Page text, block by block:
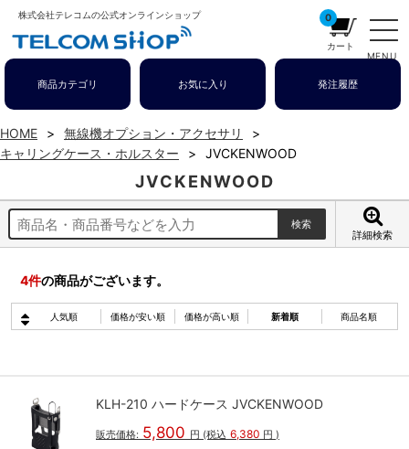
株式会社テレコムの公式オンラインショップ
MENU
0
カート
商品カテゴリ お気に入り 発注履歴
HOME
無線機オプション・アクセサリ
キャリングケース・ホルスター
JVCKENWOOD
JVCKENWOOD
詳細検索
4件の商品がございます。
人気順 価格が安い順 価格が高い順 新着順 商品名順
KLH-210 ハードケース JVCKENWOOD
販売価格: 5,800 円 (税込 6,380 円 )